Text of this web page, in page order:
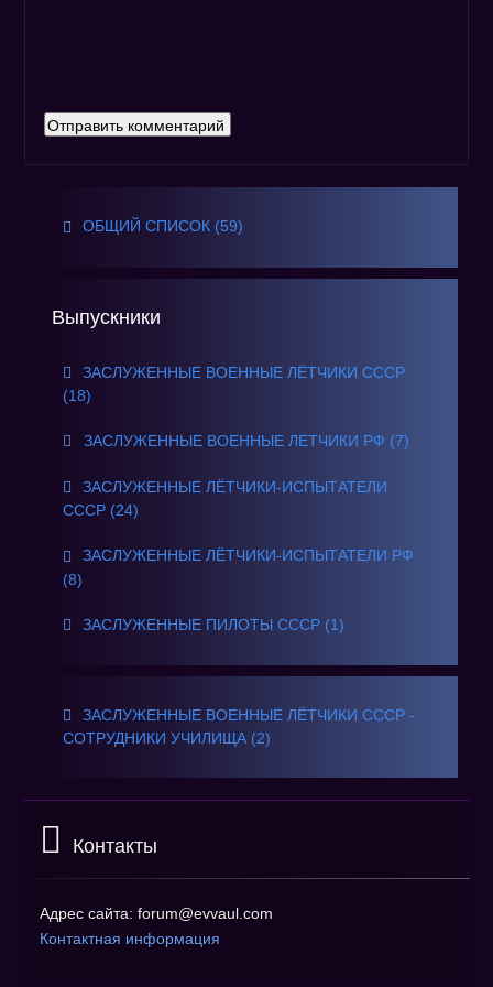
ОБЩИЙ СПИСОК (59)
Выпускники
ЗАСЛУЖЕННЫЕ ВОЕННЫЕ ЛЁТЧИКИ СССР
(18)
ЗАСЛУЖЕННЫЕ ВОЕННЫЕ ЛЕТЧИКИ РФ (7)
ЗАСЛУЖЕННЫЕ ЛЁТЧИКИ-ИСПЫТАТЕЛИ
СССР (24)
ЗАСЛУЖЕННЫЕ ЛЁТЧИКИ-ИСПЫТАТЕЛИ РФ
(8)
ЗАСЛУЖЕННЫЕ ПИЛОТЫ СССР (1)
ЗАСЛУЖЕННЫЕ ВОЕННЫЕ ЛЁТЧИКИ СССР -
СОТРУДНИКИ УЧИЛИЩА (2)
Контакты
Адрес сайта: forum@evvaul.com
Контактная информация